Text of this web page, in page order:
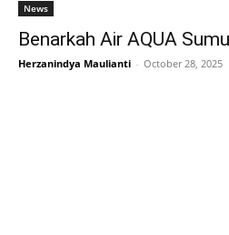
News
Benarkah Air AQUA
Herzanindya Maulianti - October 28, 2025